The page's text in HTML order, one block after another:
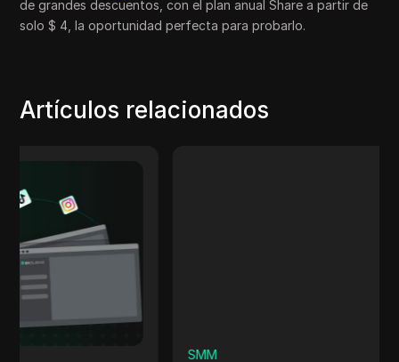
de grandes descuentos, con el plan anual Share a partir de
solo $ 4, la oportunidad perfecta para probarlo.
Artículos relacionados